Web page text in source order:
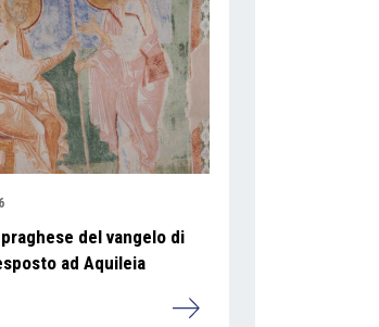
del vangelo di
ad Aquileia